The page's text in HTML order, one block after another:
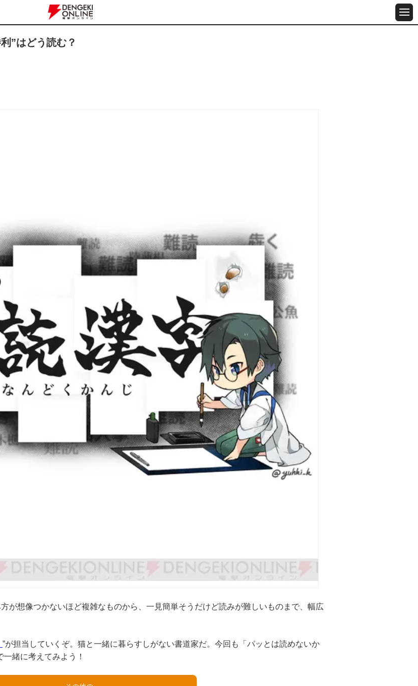
”はどう読む？
が想像つかないほど複雑なものから、一見簡単そうだけど読みが難しいものまで、幅広
”が担当していくぞ。猫と一緒に暮らすしがない書道家だ。今回も「パッとは読めないか
緒に考えてみよう！